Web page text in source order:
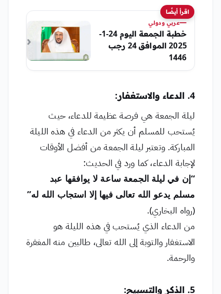
اقرأ أيضًا
عربي ودولي
خطبة الجمعة اليوم 24-1-
2025 الموافق 24 رجب
1446
4. الدعاء والاستغفار:
ليلة الجمعة هي فرصة عظيمة للدعاء، حيث
يُستحب للمسلم أن يكثر من الدعاء في هذه الليلة
المباركة. وتعتبر ليلة الجمعة من أفضل الأوقات
لإجابة الدعاء، كما ورد في الحديث:
“إن في ليلة الجمعة ساعة لا يوافقها عبد
مسلم يدعو الله تعالى فيها إلا استجاب الله له”
(رواه البخاري).
من الدعاء الذي يُستحب في هذه الليلة هو
الاستغفار والتوبة إلى الله تعالى، طالبين منه المغفرة
والرحمة.
5. الذكر والتسبيح: